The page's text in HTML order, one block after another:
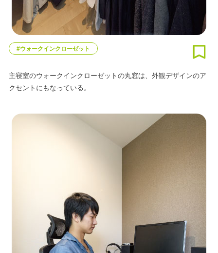
#ウォークインクローゼット
主寝室のウォークインクローゼットの丸窓は、外観デザインのア
クセントにもなっている。